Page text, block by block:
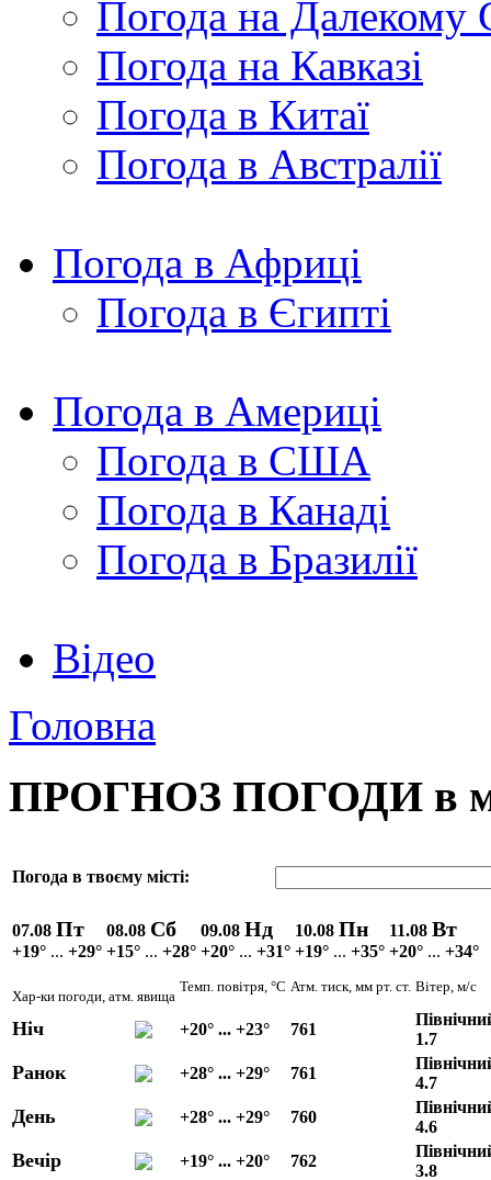
Погода на Далекому
Погода на Кавказі
Погода в Китаї
Погода в Австралії
Погода в Африці
Погода в Єгипті
Погода в Америці
Погода в США
Погода в Канаді
Погода в Бразилії
Відео
Головна
ПРОГНОЗ ПОГОДИ в
Погода в твоєму місті:
07.08 Пт
+19° ... +29°
08.08 Сб
+15° ... +28°
09.08 Нд
+20° ... +31°
10.08 Пн
+19° ... +35°
11.08 Вт
+20° ... +34°
Хар-ки погоди, атм. явища
Темп. повітря, °C Атм. тиск, мм рт. ст. Вітер, м/с
Ніч +20° ... +23° 761
1.7
Ранок +28° ... +29° 761
4.7
День +28° ... +29° 760
4.6
Вечір +19° ... +20° 762
3.8